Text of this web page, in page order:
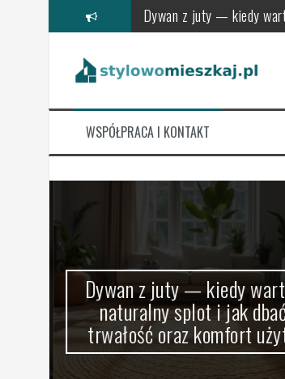
Dywan z juty — kiedy
Wykładzina a plamy: jak
Wykładzina a alergia: jak
Dywan jako narzędzie
WSPÓŁPRACA I KONTAKT
Dywan z juty — kiedy
naturalny splot i jak
trwałość oraz komfort